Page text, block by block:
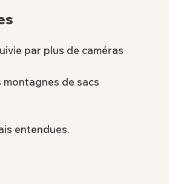
par plus de caméras
montagnes de sacs
entendues.